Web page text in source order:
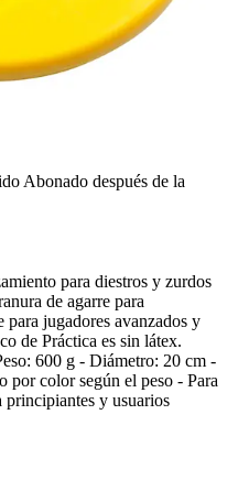
Abonado después de la
para diestros y zurdos
de agarre para
para jugadores avanzados y
de Práctica es sin látex.
600 g - Diámetro: 20 cm -
color según el peso - Para
principiantes y usuarios